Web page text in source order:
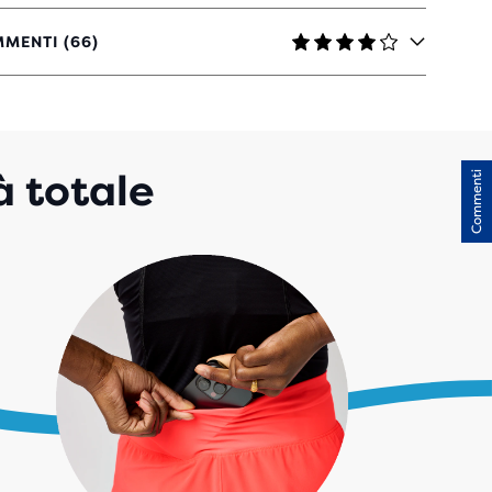
(66)
totale Commenti